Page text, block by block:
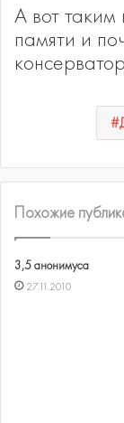
А вот таким
памяти и
Похожие
3,5 анонимуса
27.11.2010